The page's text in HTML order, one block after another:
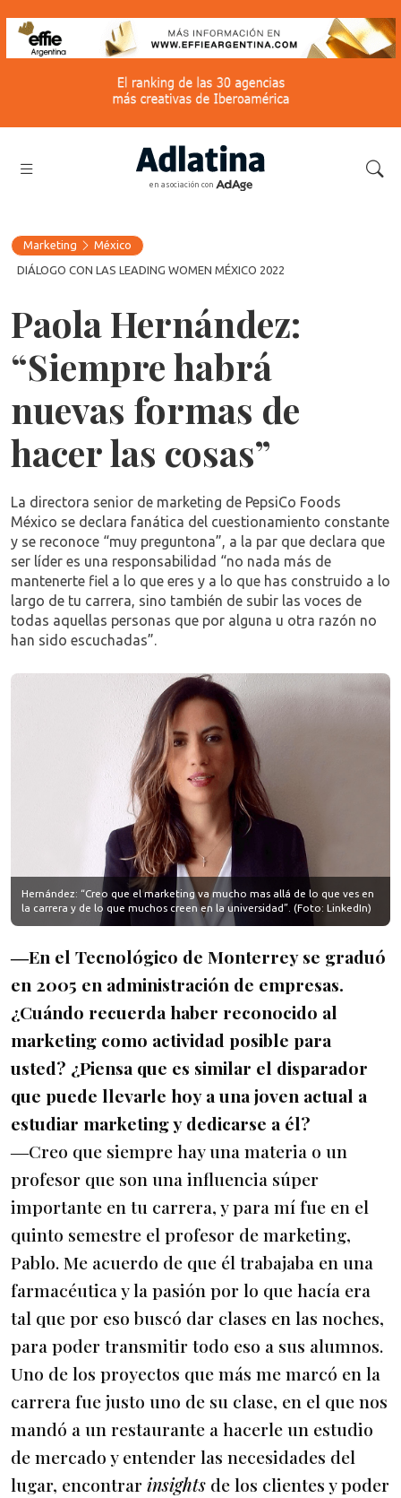
en asociación con
Marketing
México
DIÁLOGO CON LAS LEADING WOMEN MÉXICO 2022
Paola Hernández:
“Siempre habrá
nuevas formas de
hacer las cosas”
La directora senior de marketing de PepsiCo Foods
México se declara fanática del cuestionamiento constante
y se reconoce “muy preguntona”, a la par que declara que
ser líder es una responsabilidad “no nada más de
mantenerte fiel a lo que eres y a lo que has construido a lo
largo de tu carrera, sino también de subir las voces de
todas aquellas personas que por alguna u otra razón no
han sido escuchadas”.
Hernández: “Creo que el marketing va mucho mas allá de lo que ves en
la carrera y de lo que muchos creen en la universidad”. (Foto: LinkedIn)
―En el Tecnológico de Monterrey se graduó
en 2005 en administración de empresas.
¿Cuándo recuerda haber reconocido al
marketing como actividad posible para
usted? ¿Piensa que es similar el disparador
que puede llevarle hoy a una joven actual a
estudiar marketing y dedicarse a él?
―Creo que siempre hay una materia o un
profesor que son una influencia súper
importante en tu carrera, y para mí fue en el
quinto semestre el profesor de marketing,
Pablo. Me acuerdo de que él trabajaba en una
farmacéutica y la pasión por lo que hacía era
tal que por eso buscó dar clases en las noches,
para poder transmitir todo eso a sus alumnos.
Uno de los proyectos que más me marcó en la
carrera fue justo uno de su clase, en el que nos
mandó a un restaurante a hacerle un estudio
de mercado y entender las necesidades del
lugar, encontrarinsights de los clientes y poder